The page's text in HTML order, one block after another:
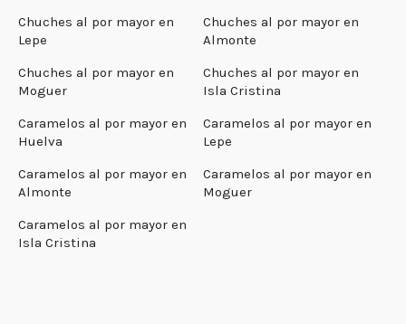
Chuches al por mayor en
Lepe
Chuches al por mayor en
Almonte
Chuches al por mayor en
Moguer
Chuches al por mayor en
Isla Cristina
Caramelos al por mayor en
Huelva
Caramelos al por mayor en
Lepe
Caramelos al por mayor en
Almonte
Caramelos al por mayor en
Moguer
Caramelos al por mayor en
Isla Cristina